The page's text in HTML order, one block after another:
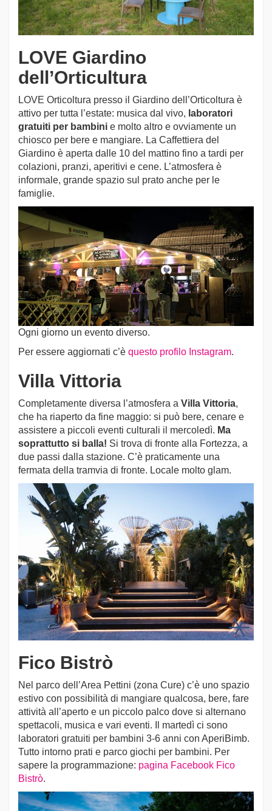
LOVE Giardino
dell’Orticultura
LOVE Orticoltura presso il Giardino dell’Orticoltura è
attivo per tutta l’estate: musica dal vivo, laboratori
gratuiti per bambini e molto altro e ovviamente un
chiosco per bere e mangiare. La Caffettiera del
Giardino è aperta dalle 10 del mattino fino a tardi per
colazioni, pranzi, aperitivi e cene. L’atmosfera è
informale, grande spazio sul prato anche per le
famiglie.
Ogni giorno un evento diverso.
Per essere aggiornati c’è questo profilo Instagram.
Villa Vittoria
Completamente diversa l’atmosfera a Villa Vittoria,
che ha riaperto da fine maggio: si può bere, cenare e
assistere a piccoli eventi culturali il mercoledì. Ma
soprattutto si balla! Si trova di fronte alla Fortezza, a
due passi dalla stazione. C’è praticamente una
fermata della tramvia di fronte. Locale molto glam.
Fico Bistrò
Nel parco dell’Area Pettini (zona Cure) c’è uno spazio
estivo con possibilità di mangiare qualcosa, bere, fare
attività all’aperto e un piccolo palco dove si alternano
spettacoli, musica e vari eventi. Il martedì ci sono
laboratori gratuiti per bambini 3-6 anni con AperiBimb.
Tutto intorno prati e parco giochi per bambini. Per
sapere la programmazione: pagina Facebook Fico
Bistrò.